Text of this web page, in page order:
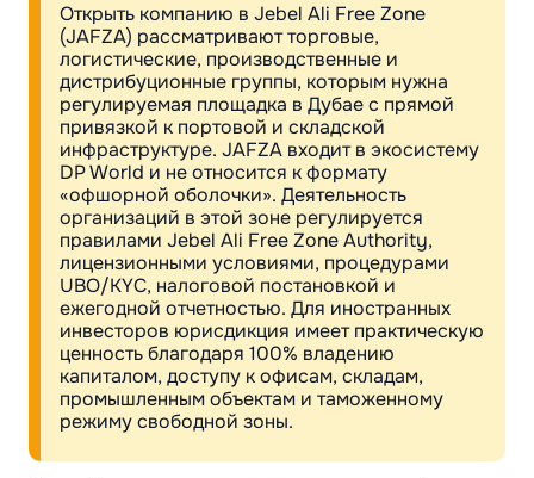
Открыть компанию в Jebel Ali Free Zone
(JAFZA) рассматривают торговые,
логистические, производственные и
дистрибуционные группы, которым нужна
регулируемая площадка в Дубае с прямой
привязкой к портовой и складской
инфраструктуре. JAFZA входит в экосистему
DP World и не относится к формату
«офшорной оболочки». Деятельность
организаций в этой зоне регулируется
правилами Jebel Ali Free Zone Authority,
лицензионными условиями, процедурами
UBO/KYC, налоговой постановкой и
ежегодной отчетностью. Для иностранных
инвесторов юрисдикция имеет практическую
ценность благодаря 100% владению
капиталом, доступу к офисам, складам,
промышленным объектам и таможенному
режиму свободной зоны.